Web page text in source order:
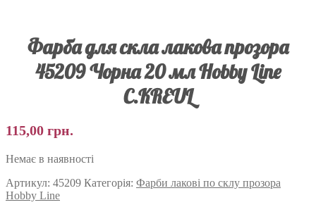
Фарба для скла лакова прозора
45209 Чорна 20 мл Hobby Line
C.KREUL
115,00 грн.
Немає в наявності
Артикул: 45209 Категорія: Фарби лакові по склу прозора
Hobby Line